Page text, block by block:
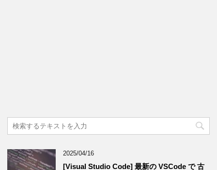
2025/04/16
[Visual Studio Code] 最新の VSCode で 古